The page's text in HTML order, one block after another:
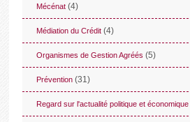
Mécénat (4)
Médiation du Crédit (4)
Organismes de Gestion Agréés (5)
Prévention (31)
Regard sur l'actualité politique et économique